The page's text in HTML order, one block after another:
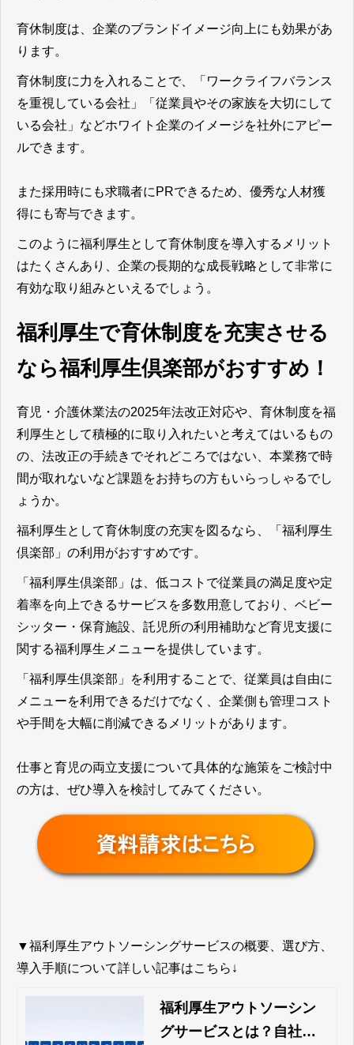
育休制度は、企業のブランドイメージ向上にも効果があ
ります。
育休制度に力を入れることで、「ワークライフバランス
を重視している会社」「従業員やその家族を大切にして
いる会社」などホワイト企業のイメージを社外にアピー
ルできます。
また採用時にも求職者にPRできるため、優秀な人材獲
得にも寄与できます。
このように福利厚生として育休制度を導入するメリット
はたくさんあり、企業の長期的な成長戦略として非常に
有効な取り組みといえるでしょう。
福利厚生で育休制度を充実させる
なら福利厚生倶楽部がおすすめ！
育児・介護休業法の2025年法改正対応や、育休制度を福
利厚生として積極的に取り入れたいと考えてはいるもの
の、法改正の手続きでそれどころではない、本業務で時
間が取れないなど課題をお持ちの方もいらっしゃるでし
ょうか。
福利厚生として育休制度の充実を図るなら、「福利厚生
倶楽部」の利用がおすすめです。
「福利厚生倶楽部」は、低コストで従業員の満足度や定
着率を向上できるサービスを多数用意しており、ベビー
シッター・保育施設、託児所の利用補助など育児支援に
関する福利厚生メニューを提供しています。
「福利厚生倶楽部」を利用することで、従業員は自由に
メニューを利用できるだけでなく、企業側も管理コスト
や手間を大幅に削減できるメリットがあります。
仕事と育児の両立支援について具体的な施策をご検討中
の方は、ぜひ導入を検討してみてください。
▼福利厚生アウトソーシングサービスの概要、選び方、
導入手順について詳しい記事はこちら↓
福利厚生アウトソーシン
グサービスとは？自社で